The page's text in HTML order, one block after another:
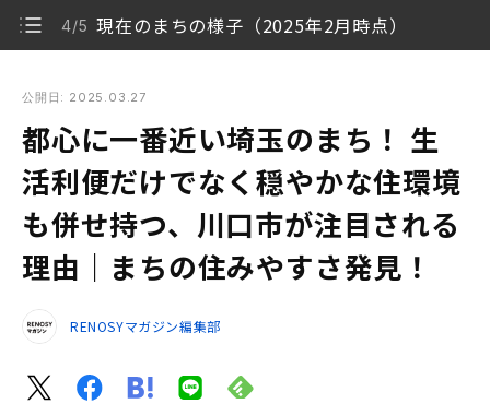
4/5 現在のまちの様子（2025年2月時点）
境も併せ持つ、川口市が注目される理由｜まちの住みやすさ発
1/5 川口市内から3路線を利用可能
2/5 川口エリアの開発情報
3/5 川口エリアの基本情報
4/5 現在のまちの様子（2025年2月時点）
公開日: 2025.03.27
都心に一番近い埼玉のまち！ 生
活利便だけでなく穏やかな住環境
も併せ持つ、川口市が注目される
理由｜まちの住みやすさ発見！
RENOSYマガジン編集部